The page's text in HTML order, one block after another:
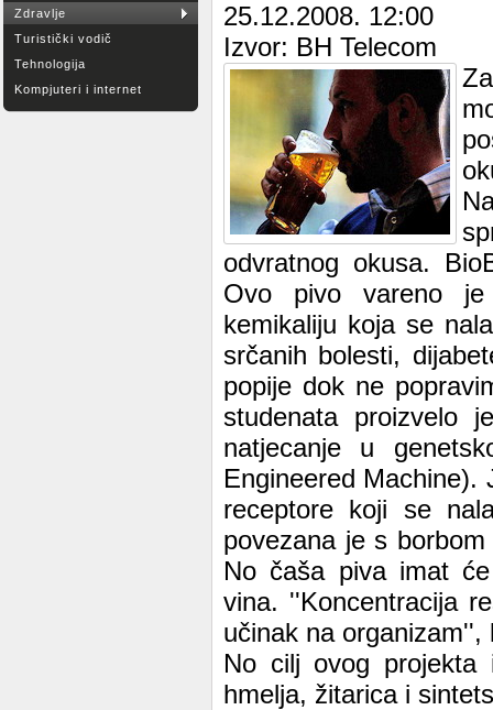
Zdravlje
Turistički vodič
Tehnologija
Kompjuteri i internet
25.12.2008. 12:00
Izvor: BH Telecom
odvratnog okusa.
Ovo pivo vareno je
kemikaliju koja se
srčanih bolesti,
popije dok ne
studenata proizvelo
natjecanje u
Engineered Machine).
receptore koji se
povezana je s
No čaša piva imat
vina. ''Koncentracija
učinak na
No cilj ovog projekta
hmelja, žitarica i